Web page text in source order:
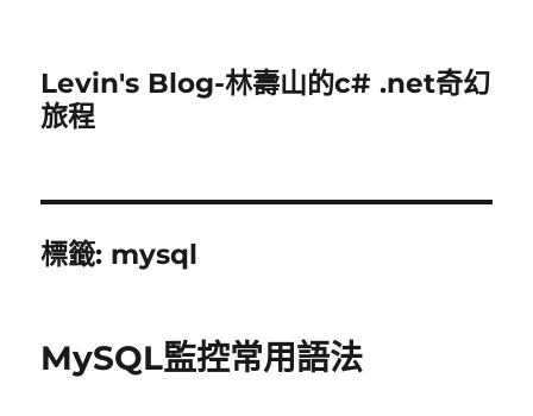
Levin's Blog-林壽山的c# .net奇幻
旅程
標籤: mysql
MySQL監控常用語法